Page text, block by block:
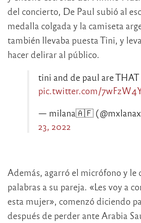
del concierto, De Paul subió al
medalla colgada y la camiseta
también llevaba puesta Tini, y
hacer delirar al público.
tini and de paul are
pic.twitter.com/
— milana🇦🇫
23, 2022
Además, agarró el micrófono y le
palabras a su pareja. «Les voy a
esta mujer», comenzó diciendo
después de perder ante Arabia